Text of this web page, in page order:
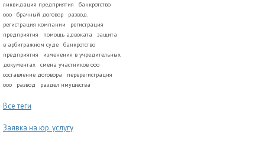
ликвидация предприятия
банкротство
ооо
брачный договор
развод.
регистрация компании
регистрация
предприятия
помощь адвоката
защита
в арбитражном суде
банкротство
предприятия
изменения в учредительных
документах
смена участников ооо
составление договора
перерегистрация
ооо
развод раздел имущества
Все теги
Заявка на юр. услугу